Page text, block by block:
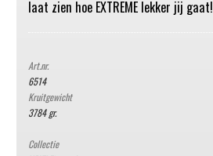
laat zien hoe EXTREME lekker jij gaat!
Art.nr.
6514
Kruitgewicht
3784 gr.
Collectie